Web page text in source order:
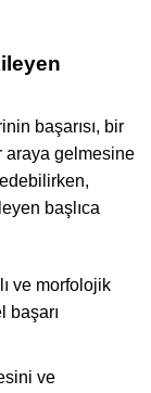
başarısı, bir
araya gelmesine
edebilirken,
başlıca
ve morfolojik
başarı
ve